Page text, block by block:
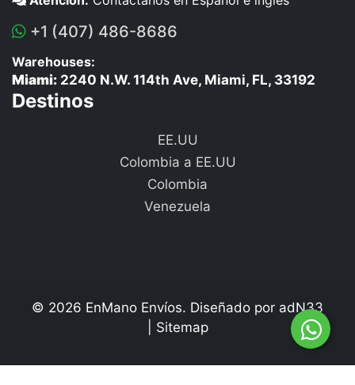
+1 (407) 486-8686
Warehouses:
Miami: 2240 N.W. 114th Ave, Miami, FL, 33192
Destinos
EE.UU
Colombia a EE.UU
Colombia
Venezuela
© 2026 EnMano Envíos. Diseñado por adN33
Sitemap